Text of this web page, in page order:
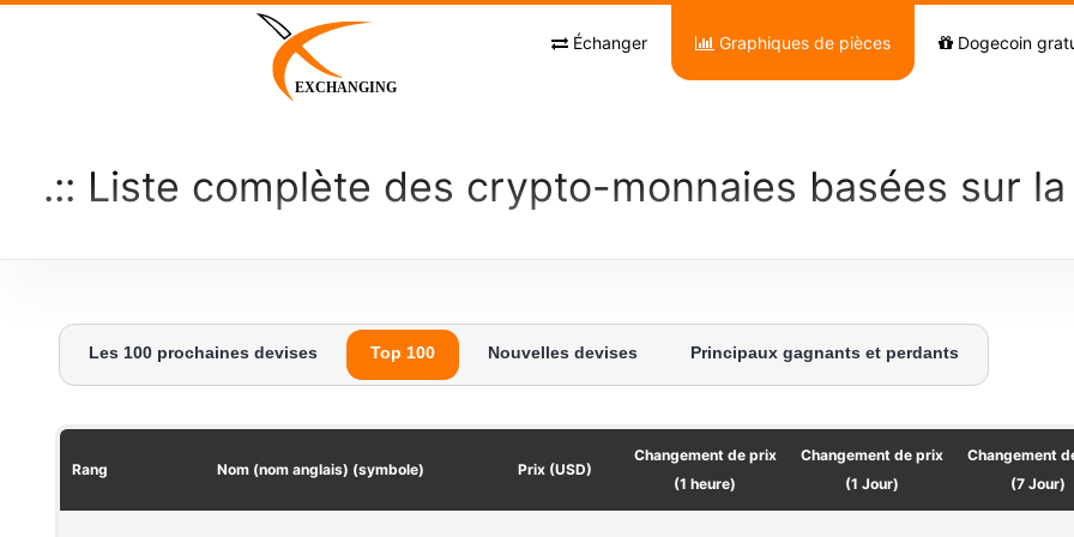
Dogecoin
Graphiques de pièces
Échanger
EXCHANGING
Liste complète des crypto-monnaies basées sur
Les 100 prochaines devises Top 100 Nouvelles devises Principaux gagnants et perdants
Rang Nom (nom anglais) (symbole) Prix (USD)
Changement de prix
(1 heure)
Changement de prix
(1 Jour)
Changement
(7 Jour)